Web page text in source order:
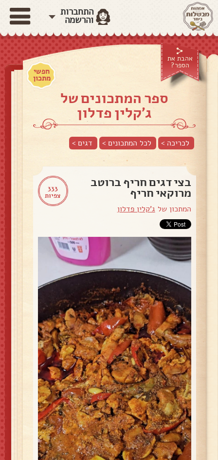
התחברות
והרשמה
אהבת את
הספר?
חפשי
מתכון
ספר המתכונים של
ג'קלין פדלון
לכריכה > לכל המתכונים > דגים>
333
צפיות
בצי דגים חריף ברוטב
מרוקאי חריף
המתכון של ג'קלין פדלון